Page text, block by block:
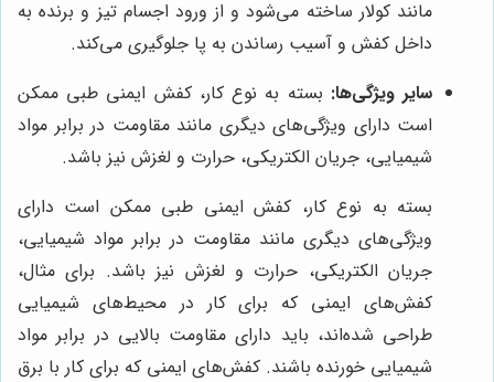
مانند کولار ساخته می‌شود و از ورود اجسام تیز و برنده به
داخل کفش و آسیب رساندن به پا جلوگیری می‌کند.
سایر ویژگی‌ها: بسته به نوع کار، کفش ایمنی طبی ممکن
است دارای ویژگی‌های دیگری مانند مقاومت در برابر مواد
شیمیایی، جریان الکتریکی، حرارت و لغزش نیز باشد.
بسته به نوع کار، کفش ایمنی طبی ممکن است دارای
ویژگی‌های دیگری مانند مقاومت در برابر مواد شیمیایی،
جریان الکتریکی، حرارت و لغزش نیز باشد. برای مثال،
کفش‌های ایمنی که برای کار در محیط‌های شیمیایی
طراحی شده‌اند، باید دارای مقاومت بالایی در برابر مواد
شیمیایی خورنده باشند. کفش‌های ایمنی که برای کار با برق